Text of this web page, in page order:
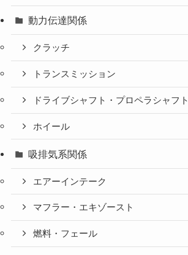
動力伝達関係
クラッチ
トランスミッション
ドライブシャフト・プロペラシャフト
ホイール
吸排気系関係
エアーインテーク
マフラー・エキゾースト
燃料・フェール